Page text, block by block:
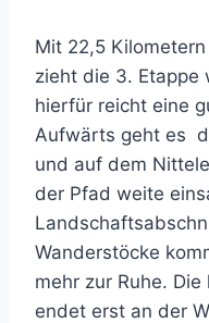
Mit 22,5
zieht die 3. Etappe
hierfür reicht eine
Aufwärts geht es
und auf dem
der Pfad weite
Wanderstöcke
mehr zur Ruhe. Die
endet erst an der